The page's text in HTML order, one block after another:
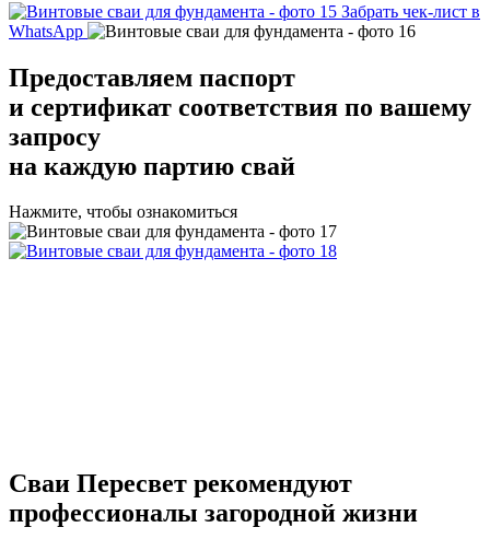
Забрать чек-лист в
WhatsApp
Предоставляем паспорт
и сертификат соответствия по вашему
запросу
на каждую партию свай
Нажмите, чтобы ознакомиться
Сваи Пересвет рекомендуют
профессионалы загородной жизни